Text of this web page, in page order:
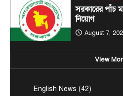
প্রধানমন্ত্রী
August 8, 2026
ডক্টরস
করেছেন প্রধানমন্ত্রী…
টপ নিউজ
উজ্জীবিত
View
English News (42)